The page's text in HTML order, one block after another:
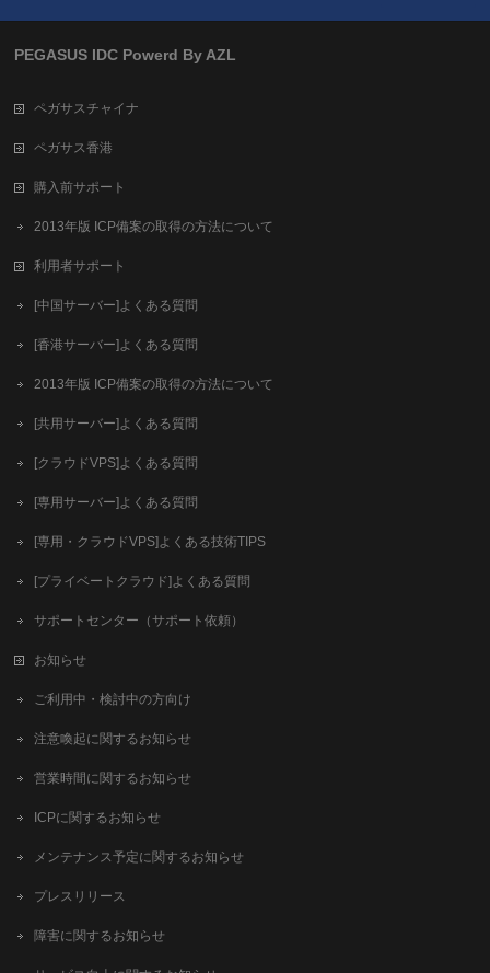
PEGASUS IDC Powerd By AZL
ペガサスチャイナ
ペガサス香港
購入前サポート
2013年版 ICP備案の取得の方法について
利用者サポート
[中国サーバー]よくある質問
[香港サーバー]よくある質問
2013年版 ICP備案の取得の方法について
[共用サーバー]よくある質問
[クラウドVPS]よくある質問
[専用サーバー]よくある質問
[専用・クラウドVPS]よくある技術TIPS
[プライベートクラウド]よくある質問
サポートセンター（サポート依頼）
お知らせ
ご利用中・検討中の方向け
注意喚起に関するお知らせ
営業時間に関するお知らせ
ICPに関するお知らせ
メンテナンス予定に関するお知らせ
プレスリリース
障害に関するお知らせ